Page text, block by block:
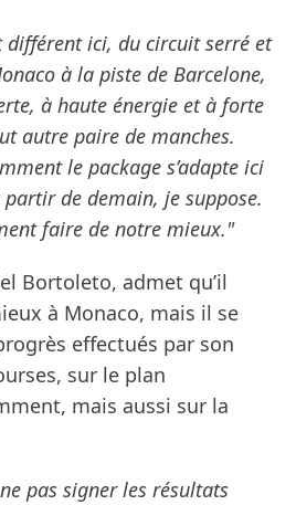
différent ici, du circuit serré et
à la piste de Barcelone,
à haute énergie et à forte
autre paire de manches.
le package s’adapte ici
de demain, je suppose.
faire de notre mieux."
Bortoleto, admet qu’il
à Monaco, mais il se
effectués par son
sur le plan
mais aussi sur la
pas signer les résultats